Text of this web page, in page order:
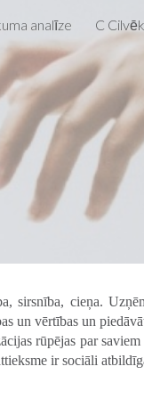
to navigation
analīze C
sirsnība, cieņa.
un vērtības un
rūpējas par
ir sociāli